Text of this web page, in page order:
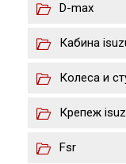
D-max
Кабина
Колеса и
Крепеж
Fsr